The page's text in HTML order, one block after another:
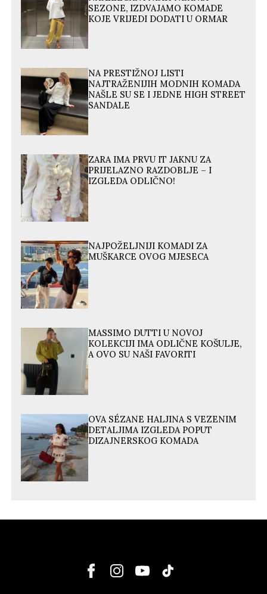
SEZONE, IZDVAJAMO KOMADE
KOJE VRIJEDI DODATI U ORMAR
NA PRESTIŽNOJ LISTI
NAJTRAŽENIJIH MODNIH KOMADA
NAŠLE SU SE I JEDNE HIGH STREET
SANDALE
ZARA IMA PRVU IT JAKNU ZA
PRIJELAZNO RAZDOBLJE – I
IZGLEDA ODLIČNO!
NAJPOŽELJNIJI KOMADI ZA
MUŠKARCE OVOG MJESECA
MASSIMO DUTTI U NOVOJ
KOLEKCIJI IMA ODLIČNE KOŠULJE,
A OVO SU NAŠI FAVORITI
OVA SÉZANE HALJINA S VEZENIM
DETALJIMA IZGLEDA POPUT
DIZAJNERSKOG KOMADA